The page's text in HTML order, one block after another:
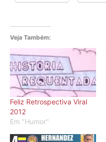
Veja Também:
Feliz Retrospectiva Viral
2012
Em "Humor"